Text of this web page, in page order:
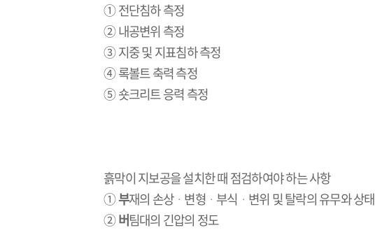
① 전단침하 측정
② 내공변위 측정
③ 지중 및 지표침하 측정
④ 록볼트 축력 측정
⑤ 숏크리트 응력 측정
흙막이 지보공을 설치한 때 점검하여야 하는 사항
①부재의 손상ᆞ변형ᆞ부식ᆞ변위 및 탈락의 유무와 상태
②버팀대의 긴압의 정도